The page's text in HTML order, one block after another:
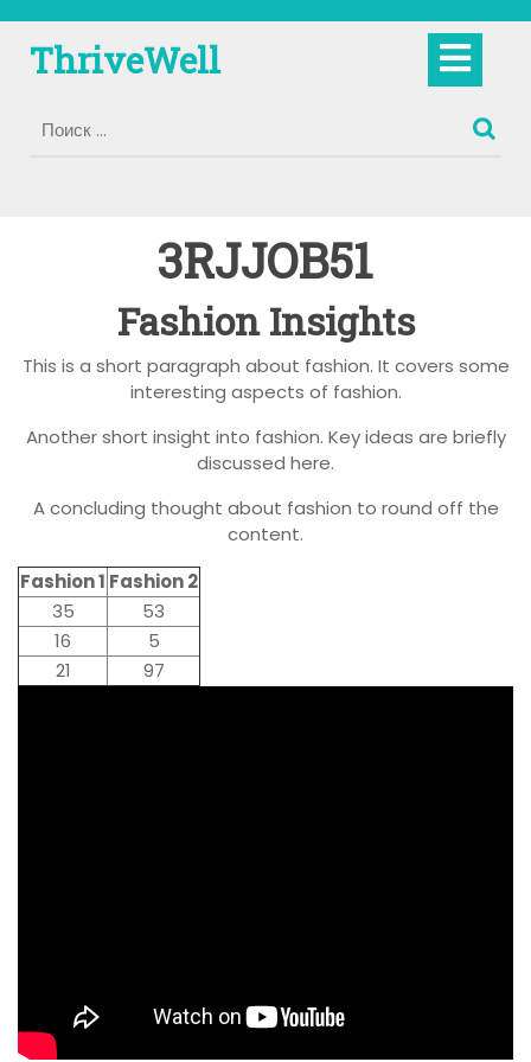
содержимому
ThriveWell
3RJJOB51
Fashion Insights
This is a short paragraph about fashion. It covers some
interesting aspects of fashion.
Another short insight into fashion. Key ideas are briefly
discussed here.
A concluding thought about fashion to round off the
content.
Fashion 1 Fashion 2
35
53
16
5
21
97